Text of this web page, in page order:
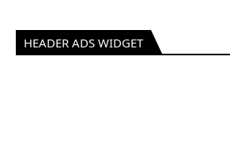
HEADER ADS WIDGET